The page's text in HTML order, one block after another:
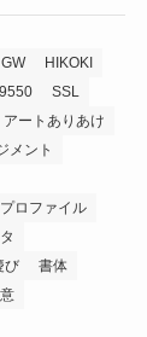
GW
HIKOKI
SSL
アートありあけ
メント
プロファイル
び
書体